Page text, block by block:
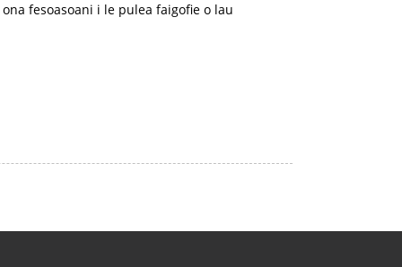
fesoasoani i le pulea faigofie o lau